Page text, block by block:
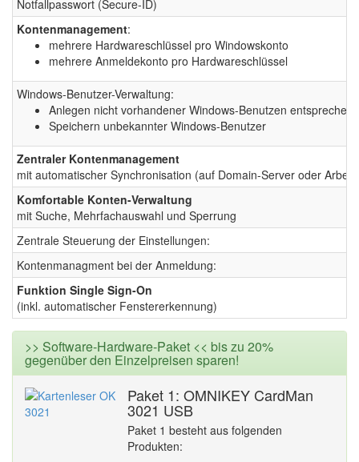
Notfallpasswort (Secure-ID)
Kontenmanagement:
mehrere Hardwareschlüssel pro Windowskonto
mehrere Anmeldekonto pro Hardwareschlüssel
Windows-Benutzer-Verwaltung:
Anlegen nicht vorhandener Windows-Benutzen
Speichern unbekannter Windows-Benutzer
Zentraler Kontenmanagement
mit automatischer Synchronisation (auf Domain-Server oder
Komfortable Konten-Verwaltung
mit Suche, Mehrfachauswahl und Sperrung
Zentrale Steuerung der Einstellungen:
Kontenmanagment bei der Anmeldung:
Funktion Single Sign-On
(inkl. automatischer Fenstererkennung)
>> Software-Hardware-Paket << bis zu 20%
gegenüber den Einzelpreisen sparen!
Paket 1: OMNIKEY CardMan
3021 USB
Paket 1 besteht aus folgenden
Produkten: